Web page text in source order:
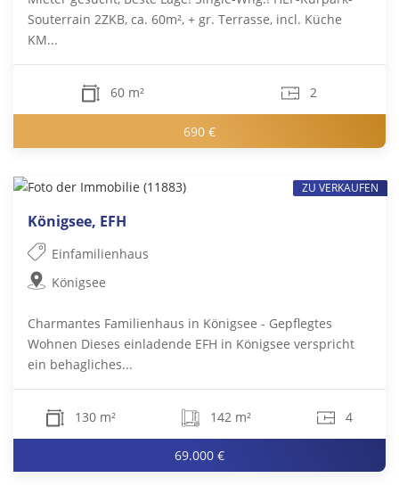
Souterrain 2ZKB, ca. 60m², + gr. Terrasse, incl. Küche
KM...
60 m² 2
690 €
Königsee, EFH
Einfamilienhaus
Königsee
Charmantes Familienhaus in Königsee - Gepflegtes
Wohnen Dieses einladende EFH in Königsee verspricht
ein behagliches...
130 m² 142 m² 4
69.000 €
ZU VERKAUFEN